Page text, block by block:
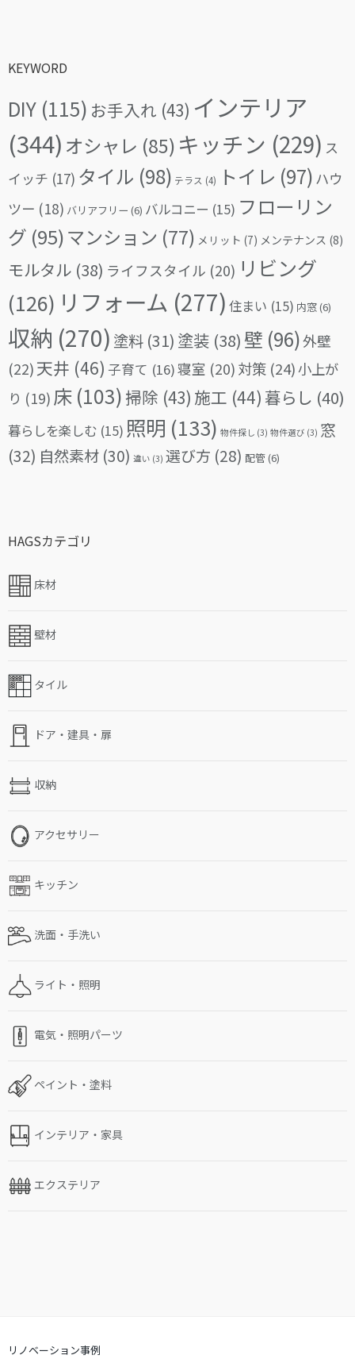
KEYWORD
DIY (115) お手入れ (43) インテリア
(344) オシャレ (85) キッチン (229) ス
イッチ (17) タイル (98) テラス (4) トイレ (97) ハウ
ツー (18) バリアフリー (6) バルコニー (15) フローリン
グ (95)マンション (77) メリット (7) メンテナンス (8)
モルタル (38) ライフスタイル (20) リビング
(126) リフォーム (277) 住まい (15) 内窓(6)
収納 (270) 塗料 (31) 塗装 (38) 壁 (96)外壁
(22)天井 (46) 子育て (16)寝室 (20) 対策 (24)小上が
り (19) 床 (103)掃除 (43) 施工 (44) 暮らし (40)
暮らしを楽しむ (15) 照明 (133) 物件探し (3) 物件選び (3) 窓
(32) 自然素材 (30) 違い (3) 選び方 (28) 配管(6)
HAGSカテゴリ
床材
壁材
タイル
ドア・建具・扉
収納
アクセサリー
キッチン
洗面・手洗い
ライト・照明
電気・照明パーツ
ペイント・塗料
インテリア・家具
エクステリア
リノベーション事例